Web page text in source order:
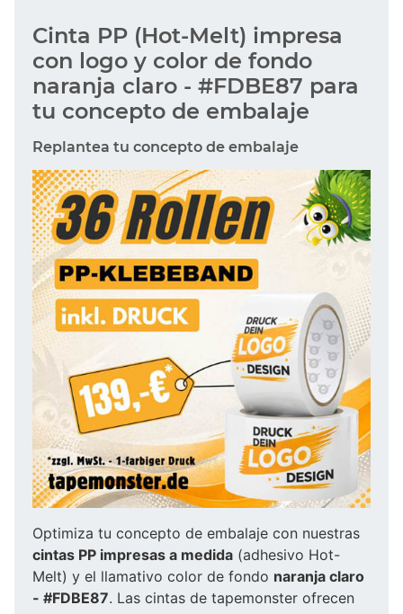
Cinta PP (Hot-Melt) impresa
con logo y color de fondo
naranja claro - #FDBE87 para
tu concepto de embalaje
Replantea tu concepto de embalaje
Optimiza tu concepto de embalaje con nuestras
cintas PP impresas a medida (adhesivo Hot-
Melt) y el llamativo color de fondo naranja claro
- #FDBE87. Las cintas de tapemonster ofrecen